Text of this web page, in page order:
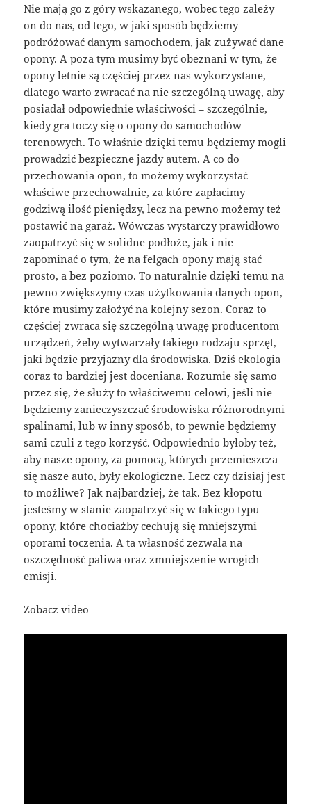
Nie mają go z góry wskazanego, wobec tego zależy
on do nas, od tego, w jaki sposób będziemy
podróżować danym samochodem, jak zużywać dane
opony. A poza tym musimy być obeznani w tym, że
opony letnie są częściej przez nas wykorzystane,
dlatego warto zwracać na nie szczególną uwagę, aby
posiadał odpowiednie właściwości – szczególnie,
kiedy gra toczy się o opony do samochodów
terenowych. To właśnie dzięki temu będziemy mogli
prowadzić bezpieczne jazdy autem. A co do
przechowania opon, to możemy wykorzystać
właściwe przechowalnie, za które zapłacimy
godziwą ilość pieniędzy, lecz na pewno możemy też
postawić na garaż. Wówczas wystarczy prawidłowo
zaopatrzyć się w solidne podłoże, jak i nie
zapominać o tym, że na felgach opony mają stać
prosto, a bez poziomo. To naturalnie dzięki temu na
pewno zwiększymy czas użytkowania danych opon,
które musimy założyć na kolejny sezon. Coraz to
częściej zwraca się szczególną uwagę producentom
urządzeń, żeby wytwarzały takiego rodzaju sprzęt,
jaki będzie przyjazny dla środowiska. Dziś ekologia
coraz to bardziej jest doceniana. Rozumie się samo
przez się, że służy to właściwemu celowi, jeśli nie
będziemy zanieczyszczać środowiska różnorodnymi
spalinami, lub w inny sposób, to pewnie będziemy
sami czuli z tego korzyść. Odpowiednio byłoby też,
aby nasze opony, za pomocą, których przemieszcza
się nasze auto, były ekologiczne. Lecz czy dzisiaj jest
to możliwe? Jak najbardziej, że tak. Bez kłopotu
jesteśmy w stanie zaopatrzyć się w takiego typu
opony, które chociażby cechują się mniejszymi
oporami toczenia. A ta własność zezwala na
oszczędność paliwa oraz zmniejszenie wrogich
emisji.
Zobacz video